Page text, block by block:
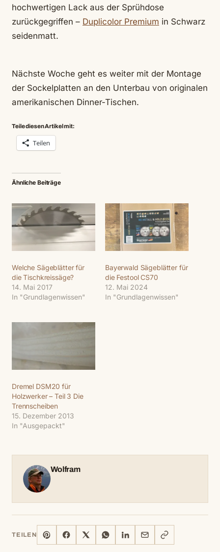
hochwertigen Lack aus der Sprühdose
zurückgegriffen – Duplicolor Premium in Schwarz
seidenmatt.
Nächste Woche geht es weiter mit der Montage
der Sockelplatten an den Unterbau von originalen
amerikanischen Dinner-Tischen.
Teile diesen Artikel mit:
Teilen
Ähnliche Beiträge
Welche Sägeblätter für
die Tischkreissäge?
14. Mai 2017
In "Grundlagenwissen"
Bayerwald Sägeblätter für
die Festool CS70
12. Mai 2024
In "Grundlagenwissen"
Dremel DSM20 für
Holzwerker – Teil 3 Die
Trennscheiben
15. Dezember 2013
In "Ausgepackt"
Wolfram
TEILEN
PINTERESTFACEBOOK WHATSAPPLINKEDIN
MAIL
LINK
KOPIEREN